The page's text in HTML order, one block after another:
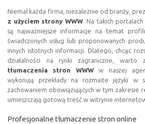
Niemal każda firma, niezależnie od branży,
z użyciem strony WWW. Na takich portalach
są najważniejsze informacje na temat profilu
świadczonych usług lub proponowanych
innych istotnych informacji. Dlatego, chcąc
działalności na rynki zagraniczne, warto
tłumaczenia stron WWWw naszej
wykonują przekłady na rozmaite języki w
zachowaniem obowiązujących w tym zakresie
umieszczają gotową treść w witrynie
Profesjonalne tłumaczenie stron online